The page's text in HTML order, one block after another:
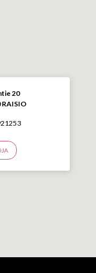
20
RAISIO